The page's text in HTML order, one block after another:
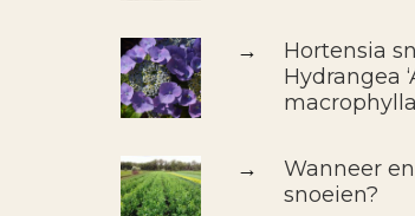
→
Hortensia
Hydrangea
→
Wanneer
snoeien?